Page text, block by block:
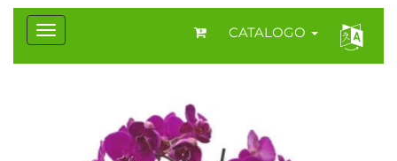
CATALOGO